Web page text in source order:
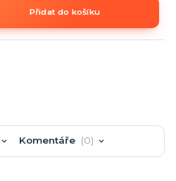
Přidat do košíku
Komentáře 0